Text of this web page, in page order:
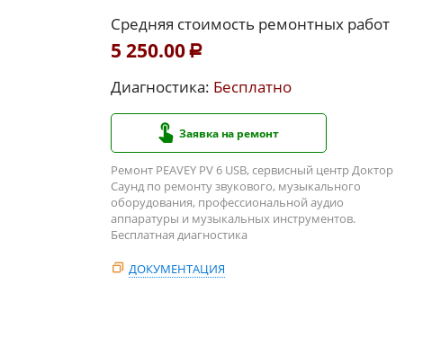
Средняя стоимость ремонтных работ
5 250.00 Р
Диагностика: Бесплатно
Заявка на ремонт
Ремонт PEAVEY PV 6 USB, сервисный центр Доктор
Саунд по ремонту звукового, музыкального
оборудования, профессиональной аудио
аппаратуры и музыкальных инструментов.
Бесплатная диагностика
ДОКУМЕНТАЦИЯ